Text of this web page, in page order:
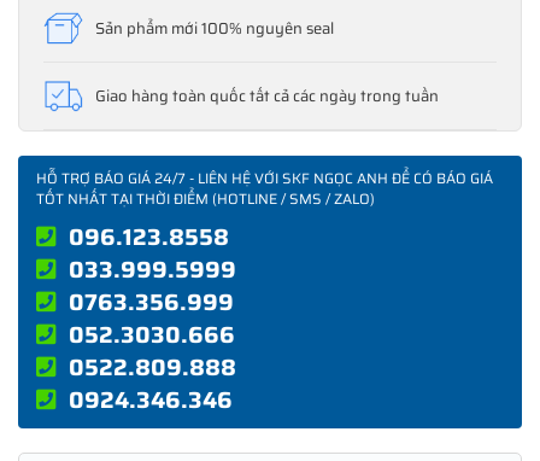
Sản phẩm mới 100% nguyên seal
Giao hàng toàn quốc tất cả các ngày trong tuần
HỖ TRỢ BÁO GIÁ 24/7 - LIÊN HỆ VỚI SKF NGỌC ANH ĐỂ CÓ BÁO GIÁ
TỐT NHẤT TẠI THỜI ĐIỂM (HOTLINE / SMS / ZALO)
096.123.8558
033.999.5999
0763.356.999
052.3030.666
0522.809.888
0924.346.346